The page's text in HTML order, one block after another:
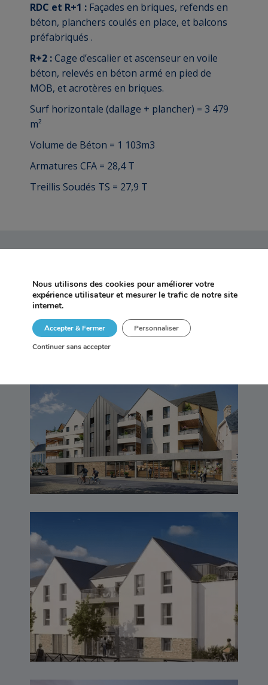
RDC et R+1 : Façades en briques, refends en
béton, planchers coulés en place, et balcons
préfabriqués .
R+2 :Cage d’escalier et ascenseur en voile
béton, relevés en béton armé en pied de
MOB, et acrotères en briques.
Surf horizontale (dallage + plancher) = 3 479
m²
Volume de Béton = 1 103m3
Armatures CFA = 28,4 T
Treillis Soudés TS = 27,9 T
NOS AUTRES RÉALISATIONS
AN AVEL – TRÉGASTEL
LIBERTY – VANNES (56)
Nous utilisons des cookies pour améliorer votre
expérience utilisateur et mesurer le trafic de notre site
internet.
Accepter & Fermer
Continuer sans accepter
Personnaliser